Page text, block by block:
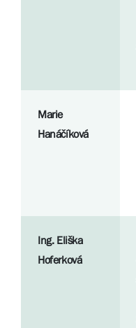
Marie
Hanáčíková
Ing. Eliška
Hoferková